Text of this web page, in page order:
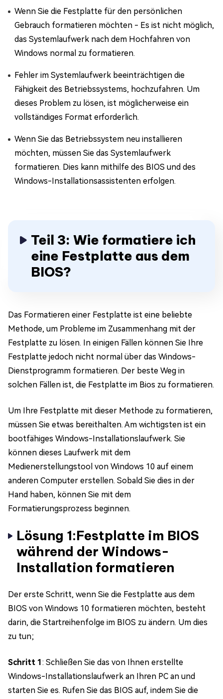
Wenn Sie die Festplatte für den persönlichen
Gebrauch formatieren möchten - Es ist nicht möglich,
das Systemlaufwerk nach dem Hochfahren von
Windows normal zu formatieren.
Fehler im Systemlaufwerk beeinträchtigen die
Fähigkeit des Betriebssystems, hochzufahren. Um
dieses Problem zu lösen, ist möglicherweise ein
vollständiges Format erforderlich.
Wenn Sie das Betriebssystem neu installieren
möchten, müssen Sie das Systemlaufwerk
formatieren. Dies kann mithilfe des BIOS und des
Windows-Installationsassistenten erfolgen.
Teil 3: Wie formatiere ich
eine Festplatte aus dem
BIOS?
Das Formatieren einer Festplatte ist eine beliebte
Methode, um Probleme im Zusammenhang mit der
Festplatte zu lösen. In einigen Fällen können Sie Ihre
Festplatte jedoch nicht normal über das Windows-
Dienstprogramm formatieren. Der beste Weg in
solchen Fällen ist, die Festplatte im Bios zu formatieren.
Um Ihre Festplatte mit dieser Methode zu formatieren,
müssen Sie etwas bereithalten. Am wichtigsten ist ein
bootfähiges Windows-Installationslaufwerk. Sie
können dieses Laufwerk mit dem
Medienerstellungstool von Windows 10 auf einem
anderen Computer erstellen. Sobald Sie dies in der
Hand haben, können Sie mit dem
Formatierungsprozess beginnen.
Lösung 1:Festplatte im BIOS
während der Windows-
Installation formatieren
Der erste Schritt, wenn Sie die Festplatte aus dem
BIOS von Windows 10 formatieren möchten, besteht
darin, die Startreihenfolge im BIOS zu ändern. Um dies
zu tun;
Schritt 1: Schließen Sie das von Ihnen erstellte
Windows-Installationslaufwerk an Ihren PC an und
starten Sie es. Rufen Sie das BIOS auf, indem Sie die